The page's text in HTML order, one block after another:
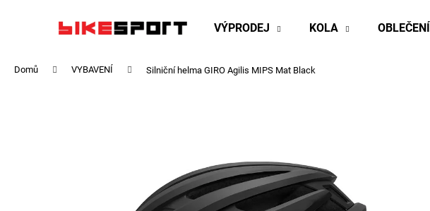
VÝPRODEJ KOLA OBLEČENÍ
Domů VYBAVENÍ Silniční helma GIRO Agilis MIPS Mat Black
Zpět
Zpět